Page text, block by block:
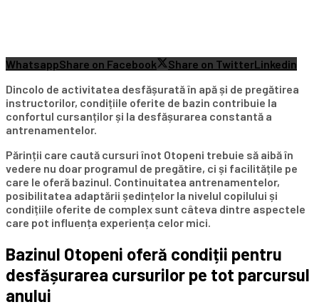
WhatsappShare on Facebook Share on TwitterLinkedin
Dincolo de activitatea desfășurată în apă și de pregătirea
instructorilor, condițiile oferite de bazin contribuie la
confortul cursanților și la desfășurarea constantă a
antrenamentelor.
Părinții care caută cursuri înot Otopeni trebuie să aibă în
vedere nu doar programul de pregătire, ci și facilitățile pe
care le oferă bazinul. Continuitatea antrenamentelor,
posibilitatea adaptării ședințelor la nivelul copilului și
condițiile oferite de complex sunt câteva dintre aspectele
care pot influența experiența celor mici.
Bazinul Otopeni oferă condiții pentru
desfășurarea cursurilor pe tot parcursul
anului